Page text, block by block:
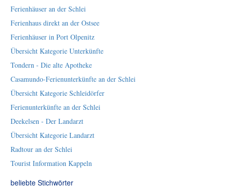
Ferienhäuser an der Schlei
Ferienhaus direkt an der Ostsee
Ferienhäuser in Port Olpenitz
Übersicht Kategorie Unterkünfte
Tondern - Die alte Apotheke
Casamundo-Ferienunterkünfte an der Schlei
Übersicht Kategorie Schleidörfer
Ferienunterkünfte an der Schlei
Deekelsen - Der Landarzt
Übersicht Kategorie Landarzt
Radtour an der Schlei
Tourist Information Kappeln
beliebte Stichwörter